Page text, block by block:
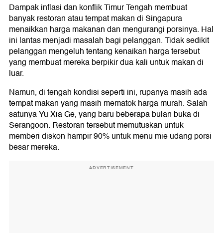
Dampak inflasi dan konflik Timur Tengah membuat
banyak restoran atau tempat makan di Singapura
menaikkan harga makanan dan mengurangi porsinya. Hal
ini lantas menjadi masalah bagi pelanggan. Tidak sedikit
pelanggan mengeluh tentang kenaikan harga tersebut
yang membuat mereka berpikir dua kali untuk makan di
luar.
Namun, di tengah kondisi seperti ini, rupanya masih ada
tempat makan yang masih mematok harga murah. Salah
satunya Yu Xia Ge, yang baru beberapa bulan buka di
Serangoon. Restoran tersebut memutuskan untuk
memberi diskon hampir 90% untuk menu mie udang porsi
besar mereka.
ADVERTISEMENT